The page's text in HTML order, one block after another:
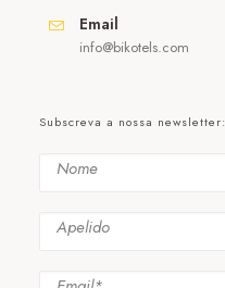
Email
info@bikotels.com
Subscreva a nossa newsletter: